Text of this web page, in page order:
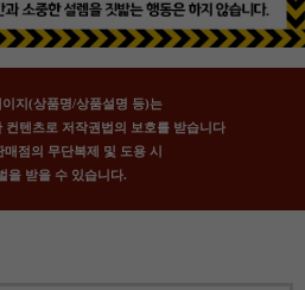
지(상품명/상품설명 등)는
텐츠로 저작권법의 보호를 받습니다
매점의 무단복제 및 도용 시
을 받을 수 있습니다.